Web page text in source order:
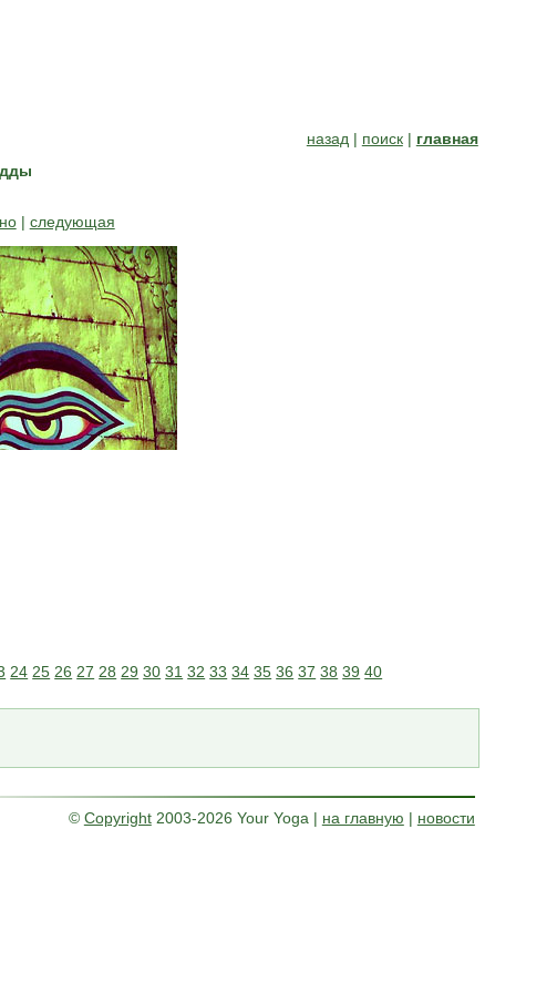
назад | поиск| главная
| следующая
24 25 26 27 28 29 30 31 32 33 34 35 36 37 38 39 40
© Copyright2003-2026 Your Yoga | на главную | новости